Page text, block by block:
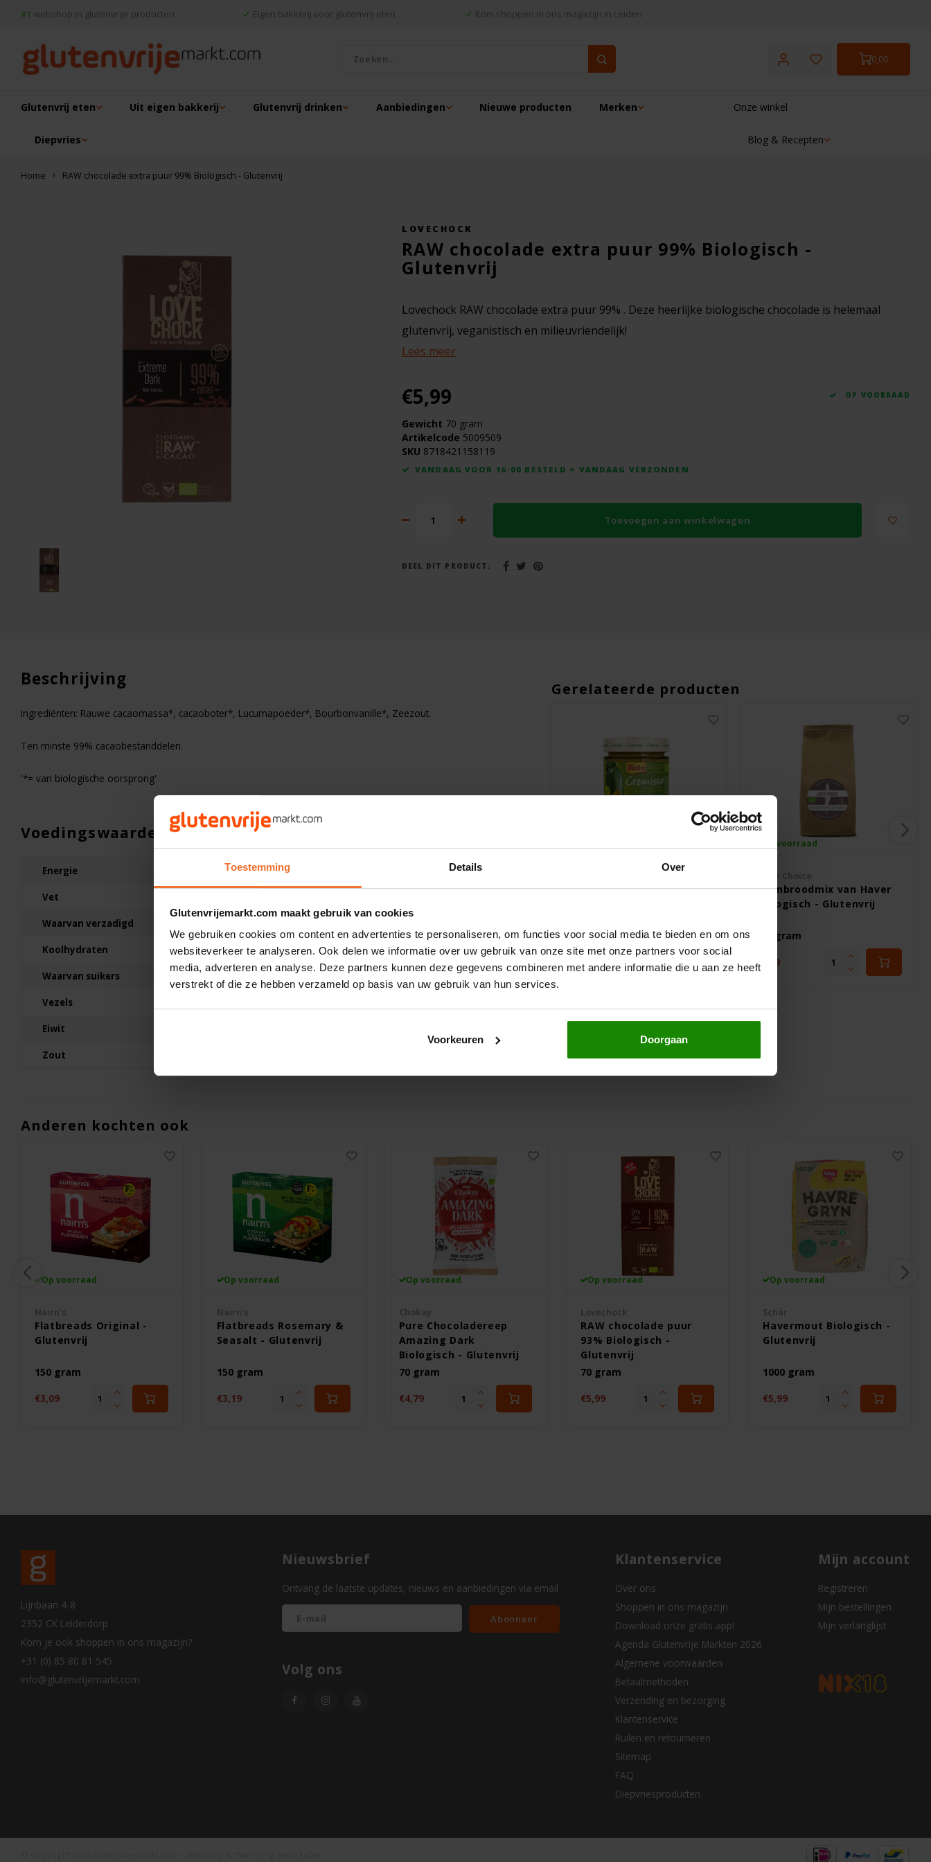
Toestemming Details Over
Glutenvrijemarkt.com maakt gebruik van cookies
We gebruiken cookies om content en advertenties te personaliseren, om functies voor social media te bieden en om ons
websiteverkeer te analyseren. Ook delen we informatie over uw gebruik van onze site met onze partners voor social
media, adverteren en analyse. Deze partners kunnen deze gegevens combineren met andere informatie die u aan ze heeft
verstrekt of die ze hebben verzameld op basis van uw gebruik van hun services.
Voorkeuren Doorgaan
#1 webshop in glutenvrije producten ✓ Eigen bakkerij voor glutenvrij eten ✓ Kom shoppen in ons magazijn in Leiden
0,00
Glutenvrij eten Uit eigen bakkerij Glutenvrij drinken Aanbiedingen Nieuwe producten Merken
Diepvries
Onze winkel
Blog & Recepten
Home RAW chocolade extra puur 99% Biologisch - Glutenvrij
Chocoful 5 stuks - Glutenvrij
LOVECHOCK
RAW chocolade extra puur 99% Biologisch -
Glutenvrij
Lovechock RAW chocolade extra puur 99% . Deze heerlijke biologische chocolade is helemaal
glutenvrij, veganistisch en milieuvriendelijk!
Lees meer
€5,99 OP VOORRAAD
Gewicht 70 gram
Artikelcode 5009509
SKU 8718421158119
VANDAAG VOOR 16:00 BESTELD = VANDAAG VERZONDEN
Toevoegen aan winkelwagen
DEEL DIT PRODUCT:
Beschrijving
Ingrediënten: Rauwe cacaomassa*, cacaoboter*, Lucumapoeder*, Bourbonvanille*, Zeezout.
Ten minste 99% cacaobestanddelen.
'*= van biologische oorsprong'
Voedingswaarden
Energie 2836kJ/684kcal
Vet
Waarvan verzadigd
Koolhydraten 8g
Waarvan suikers
Vezels
Eiwit
Zout
Gerelateerde producten
Falafelmix Biologisch -
160 gram
€2,49
RAW chocolade extra puur
40 gram
€3,99
Cremisso courgette-curry
180 gram
€4,39
Op voorraad
Bruinbroodmix van Haver
Biologisch - Glutenvrij
450 gram
€6,59
Anderen kochten ook
Op voorraad
Flatbreads Original -
Glutenvrij
150 gram
€3,09
Op voorraad
Flatbreads Rosemary &
Seasalt - Glutenvrij
150 gram
€3,19
Op voorraad
Pure Chocoladereep
Amazing Dark
Biologisch - Glutenvrij
70 gram
€4,79
Op voorraad
RAW chocolade puur
93% Biologisch -
Glutenvrij
70 gram
€5,99
Op voorraad
Havermout Biologisch -
Glutenvrij
1000 gram
€5,99
Lijnbaan 4-8
2352 CK Leiderdorp
Kom je ook shoppen in ons magazijn?
+31 (0) 85 80 81 545
info@glutenvrijemarkt.com
Nieuwsbrief
Ontvang de laatste updates, nieuws en aanbiedingen via email
Abonneer
Volg ons
Klantenservice
Over ons
Shoppen in ons magazijn
Download onze gratis app!
Agenda Glutenvrije Markten 2026
Algemene voorwaarden
Betaalmethoden
Verzending en bezorging
Klantenservice
Ruilen en retourneren
Sitemap
FAQ
Diepvriesproducten
Mijn account
Registreren
Mijn bestellingen
Mijn verlanglijst